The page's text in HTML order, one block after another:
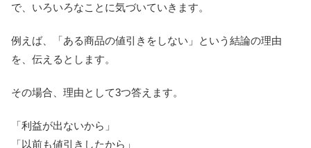
で、いろいろなことに気づいていきます。
例えば、「ある商品の値引きをしない」という結論の理由
を、伝えるとします。
その場合、理由として3つ答えます。
「利益が出ないから」
「以前も値引きしたから」